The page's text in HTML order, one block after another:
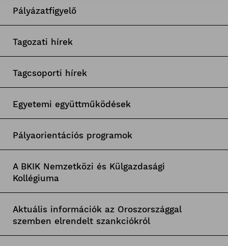
Pályázatfigyelő
Tagozati hírek
Tagcsoporti hírek
Egyetemi együttműködések
Pályaorientációs programok
A BKIK Nemzetközi és Külgazdasági
Kollégiuma
Aktuális információk az Oroszországgal
szemben elrendelt szankciókról